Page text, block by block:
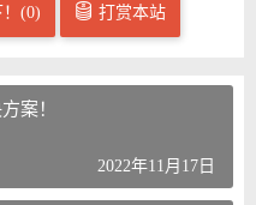
(0) 打赏本站
案！
2022年11月17日